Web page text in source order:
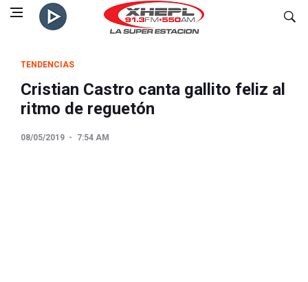
TENDENCIAS
Cristian Castro canta gallito feliz al
ritmo de reguetón
08/05/2019 7:54 AM